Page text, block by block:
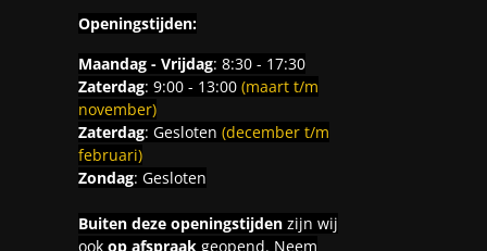
Openingstijden:
Maandag - Vrijdag: 8:30 - 17:30
Zaterdag: 9:00 - 13:00 (maart t/m
november)
Zaterdag: Gesloten (december t/m
februari)
Zondag: Gesloten
Buiten deze openingstijdenzijn wij
ook op afspraakgeopend. Neem